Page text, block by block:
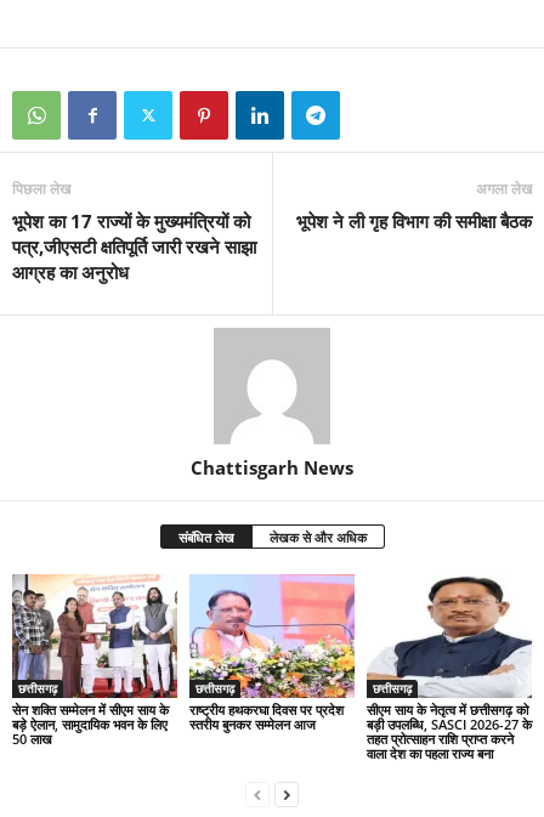
पिछला लेख
भूपेश का 17 राज्यों के मुख्यमंत्रियों को
पत्र,जीएसटी क्षतिपूर्ति जारी रखने साझा
आग्रह का अनुरोध
अगला लेख
भूपेश ने ली गृह विभाग की समीक्षा बैठक
Chattisgarh News
संबंधित लेख लेखक से और अधिक
छत्तीसगढ़
सेन शक्ति सम्मेलन में सीएम साय के
बड़े ऐलान, सामुदायिक भवन के लिए
50 लाख
छत्तीसगढ़
राष्ट्रीय हथकरघा दिवस पर प्रदेश
स्तरीय बुनकर सम्मेलन आज
छत्तीसगढ़
सीएम साय के नेतृत्व में छत्तीसगढ़ को
बड़ी उपलब्धि, SASCI 2026-27 के
तहत प्रोत्साहन राशि प्राप्त करने
वाला देश का पहला राज्य बना